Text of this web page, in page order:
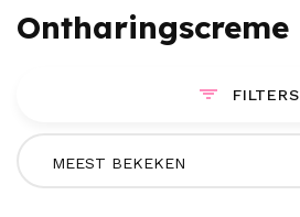
Ontharingscreme
FILTERS
MEEST BEKEKEN